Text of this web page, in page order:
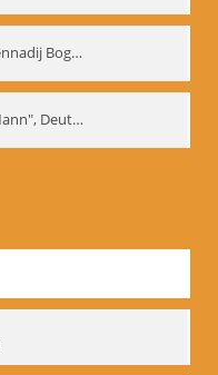
Etüde "Der Steinwurf", Gennadij Bogdanow
Inszenierung "Mann ist Mann", Deutsches Theater Berlin, 1997